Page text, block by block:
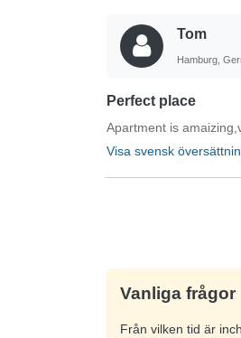
Tom
Hamburg,
Perfect place
Apartment is
Visa svensk
Vanliga frågor
Från vilken tid är